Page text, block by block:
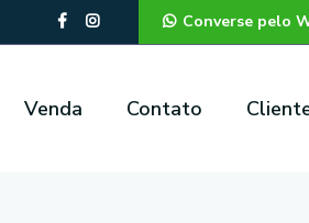
Converse pelo
Venda Contato